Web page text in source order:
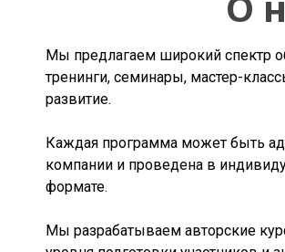
Мы предлагаем широкий спектр
тренинги, семинары, мастер-
развитие.
Каждая программа может быть
компании и проведена в
формате.
Мы разрабатываем авторские